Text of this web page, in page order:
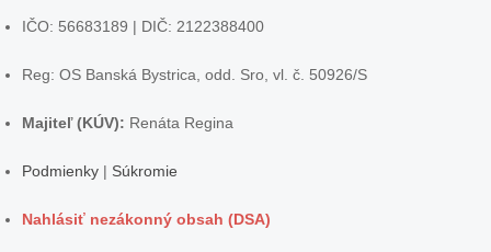
IČO: 56683189 | DIČ: 2122388400
Reg: OS Banská Bystrica, odd. Sro, vl. č. 50926/S
Majiteľ (KÚV): Renáta Regina
Podmienky | Súkromie
Nahlásiť nezákonný obsah (DSA)